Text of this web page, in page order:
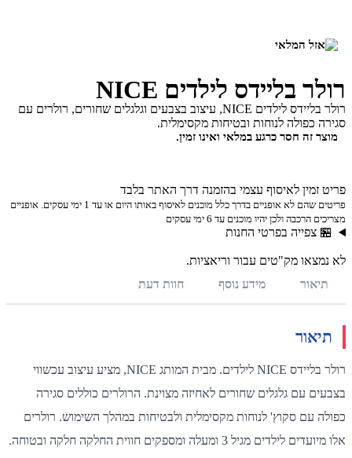
רולר בליידס לילדים NICE
רולר בליידס לילדים NICE, עיצוב בצבעים וגלגלים שחורים, רולרים עם
סגירה כפולה לנוחות ובטיחות מקסימלית.
מוצר זה חסר כרגע במלאי ואינו זמין.
פריט זמין לאיסוף עצמי בהזמנה דרך האתר בלבד
פריטים שהם לא אופניים בדרך כלל מוכנים לאיסוף באותו היום או עד 1 ימי עסקים. אופניים
מצריכים הרכבה ולכן יהיו מוכנים עד 6 ימי עסקים
🏪 צפייה בפרטי החנות
לא נמצאו מק"טים עבור וריאציות.
תיאור
מידע נוסף חוות דעת
תיאור
רולר בליידס NICE לילדים. מבית המותג NICE, מציע עיצוב עכשווי
בצבעים עם גלגלים שחורים לאחיזה מצוינת. הרולרים כוללים סגירה
כפולה עם סקוץ' לנוחות מקסימלית ולבטיחות במהלך השימוש. רולרים
אלו מיועדים לילדים מגיל 3 ומעלה ומספקים חווית החלקה חלקה ובטוחה.